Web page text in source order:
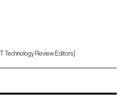
Technology Review Editors]